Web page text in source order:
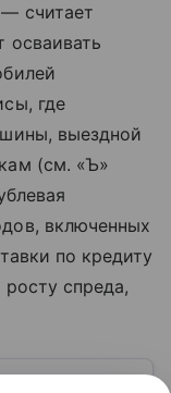
считает
осваивать
где
выездной
(см. «Ъ»
включенных
по кредиту
спреда,